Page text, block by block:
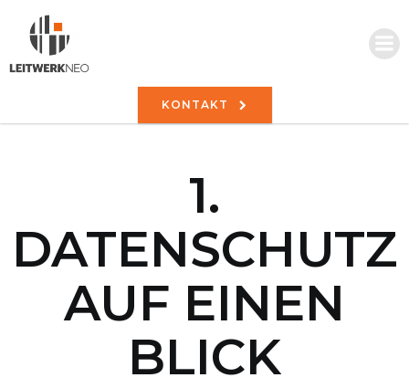
KONTAKT
1.
DATENSCHUTZ
AUF EINEN
BLICK